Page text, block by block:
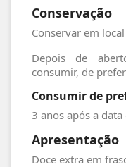
Conservação
Conservar em
Depois de
consumir, de
Consumir de
3 anos após a
Apresentação
Doce extra em